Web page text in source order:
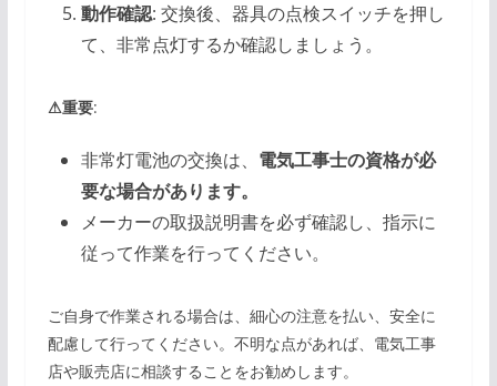
動作確認: 交換後、器具の点検スイッチを押し
て、非常点灯するか確認しましょう。
⚠重要:
非常灯電池の交換は、 電気工事士の資格が必
要な場合があります。
メーカーの取扱説明書を必ず確認し、指示に
従って作業を行ってください。
ご自身で作業される場合は、細心の注意を払い、安全に
配慮して行ってください。不明な点があれば、電気工事
店や販売店に相談することをお勧めします。